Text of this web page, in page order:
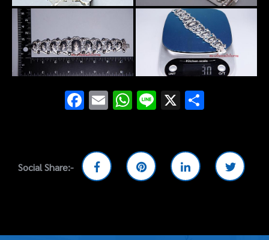
Facebook
EmailWhatsApp
Line
X
Social Share:-